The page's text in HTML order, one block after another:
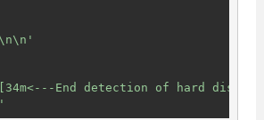
End detection of hard